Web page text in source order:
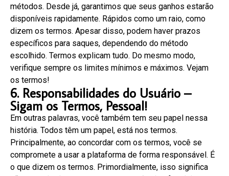
métodos. Desde já, garantimos que seus ganhos estarão
disponíveis rapidamente. Rápidos como um raio, como
dizem os termos. Apesar disso, podem haver prazos
específicos para saques, dependendo do método
escolhido. Termos explicam tudo. Do mesmo modo,
verifique sempre os limites mínimos e máximos. Vejam
os termos!
6. Responsabilidades do Usuário –
Sigam os Termos, Pessoal!
Em outras palavras, você também tem seu papel nessa
história. Todos têm um papel, está nos termos.
Principalmente, ao concordar com os termos, você se
compromete a usar a plataforma de forma responsável. É
o que dizem os termos. Primordialmente, isso significa